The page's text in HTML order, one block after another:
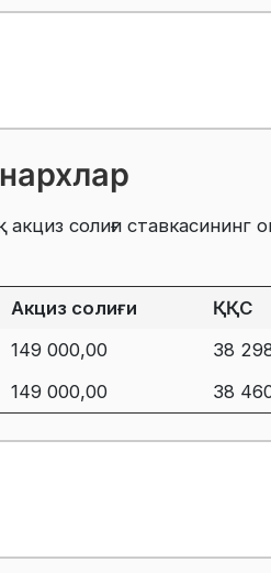
солиғи ставкасининг
Акциз солиғи ҚҚС
149 000,00 38
149 000,00 38